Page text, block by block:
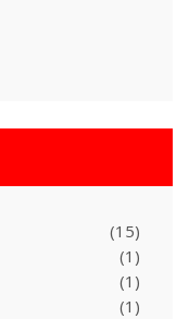
(15)
(1)
(1)
(1)